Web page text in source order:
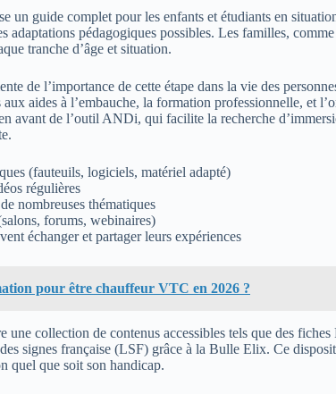
un guide complet pour les enfants et étudiants en
adaptations pédagogiques possibles. Les familles,
tranche d’âge et situation.
de l’importance de cette étape dans la vie des
aides à l’embauche, la formation professionnelle, et
avant de l’outil ANDi, qui facilite la recherche
(fauteuils, logiciels, matériel adapté)
régulières
nombreuses thématiques
forums, webinaires)
échanger et partager leurs expériences
pour être chauffeur VTC en 2026 ?
collection de contenus accessibles tels que des
signes française (LSF) grâce à la Bulle Elix. Ce
quel que soit son handicap.